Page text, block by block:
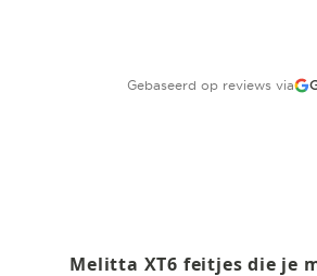
Gebaseerd op reviews via
Melitta XT6 feitjes die je